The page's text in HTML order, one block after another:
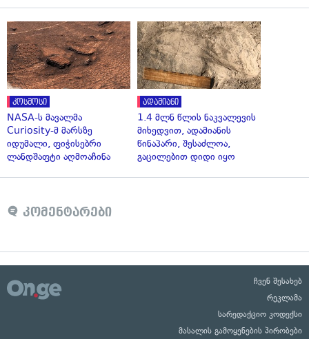
კოსმოსი
NASA-ს მავალმა
Curiosity-მ მარსზე
იდუმალი, ფიჭისებრი
ლანდშაფტი აღმოაჩინა
ადამიანი
1.4 მლნ წლის ნაკვალევის
მიხედვით, ადამიანის
წინაპარი, შესაძლოა,
გაცილებით დიდი იყო
კომენტარები
ჩვენ შესახებ
რეკლამა
სარედაქციო კოდექსი
მასალის გამოყენების პირობები